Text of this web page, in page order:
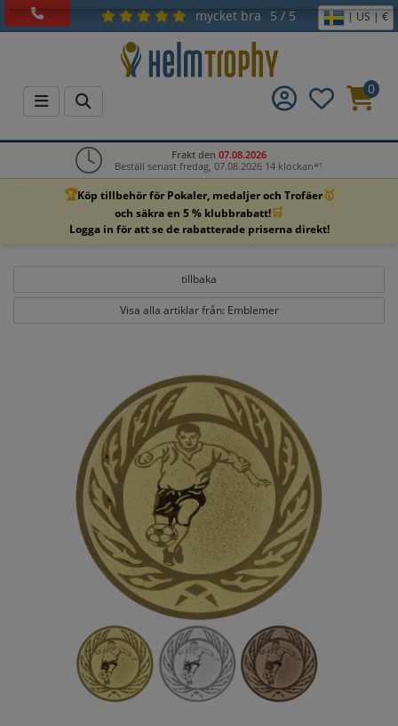
mycket bra 5 / 5 | US | €
0
Frakt den 07.08.2026
Beställ senast fredag, 07.08.2026 14 klockan*¹
🏆Köp tillbehör för Pokaler, medaljer och Trofäer🥇
och säkra en 5 % klubbrabatt!🛒
Logga in för att se de rabatterade priserna direkt!
tillbaka
Visa alla artiklar från: Emblemer